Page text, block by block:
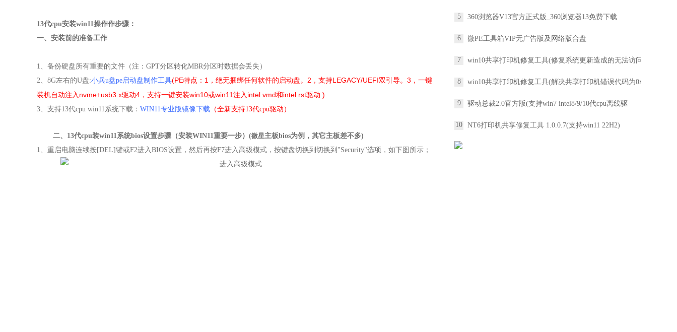
5 360浏览器V13官方正式版_360浏览器13免费下载
6 微PE工具箱VIP无广告版及网络版合盘
7 win10共享打印机修复工具(修复系统更新造成的无法访问
8 win10共享打印机修复工具(解决共享打印机错误代码为0x
9 驱动总裁2.0官方版(支持win7 intel8/9/10代cpu离线驱
10 NT6打印机共享修复工具 1.0.0.7(支持win11 22H2)
13代cpu安装win11操作作步骤：
一、安装前的准备工作
1 、备份硬盘所有重要的文件（注：GPT分区转化MBR分区时数据会丢失）
2、 8G左右的U盘:小兵u盘pe启动盘制作工具(PE特点：1，绝无捆绑任何软件的启动盘。2，支持LEGACY/UEFI双引导。3，一键
装机自动注入nvme+usb3.x驱动4，支持一键安装win10或win11注入intel vmd和intel rst驱动 )
3、支持13代cpu win11系统下载： WIN11专业版镜像下载 （全新支持13代cpu驱动）
二、 13代cpu装win11系统bios设置步骤（安装WIN11重要一步） (微星主板bios为例，其它主板差不多)
1 、重启电脑连续按[DEL]键或F2进入BIOS设置，然后再按F7进入高级模式， 按键盘切换到切换到"Security"选项， 如下图所示 ；